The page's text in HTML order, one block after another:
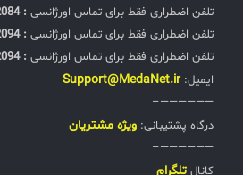
تلفن اضطراری فقط برای تماس اورژانسی : 09120212084
تلفن اضطراری فقط برای تماس اورژانسی : 09120212094
تلفن اضطراری فقط برای تماس اورژانسی : 09030212094
ایمیل: Support@MedaNet.ir
——————–
درگاه پشتیبانی: ويژه مشتریان
——————–
کانال تلگرام